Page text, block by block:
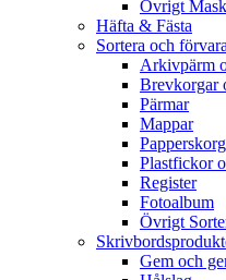
Övrigt
Häfta & Fästa
Sortera och förvara
Arkivpärm
Brevkorgar
Pärmar
Mappar
Plastfickor
Register
Fotoalbum
Övrigt
Gem och